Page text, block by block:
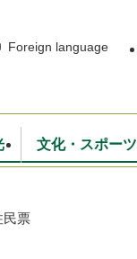
Foreign language
文化・スポーツ
民票